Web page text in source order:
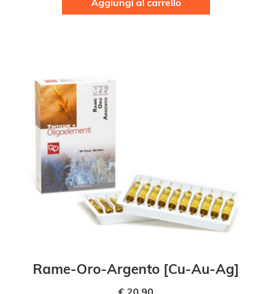
Aggiungi al carrello
Rame-Oro-Argento [Cu-Au-Ag]
€ 20,90